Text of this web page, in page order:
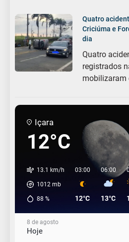
Quatro
Criciúma e
dia
Quatro
registrados
mobilizaram
Içara
12°C
13.1 km/h
1012 mb
88 %
03:00
12°C
06:00
13°C
8 de agosto
Hoje